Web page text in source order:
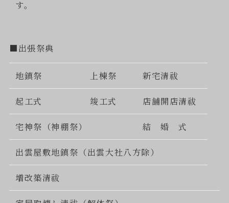
す。
■出張祭典
地鎮祭 上棟祭 新宅清祓
起工式 竣工式 店舗開店清祓
宅神祭（神棚祭） 結 婚 式
出雲屋敷地鎮祭（出雲大社八方除）
増改築清祓